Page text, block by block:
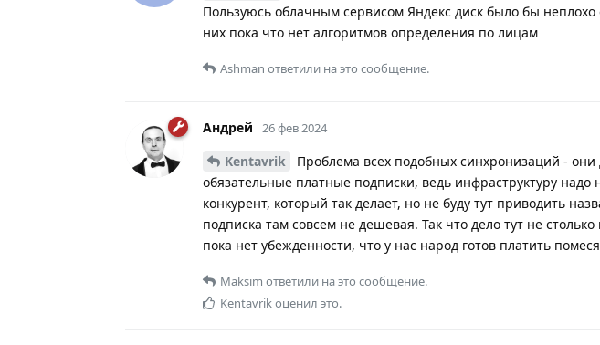
Пользуюсь облачным сервисом Яндекс диск было бы
них пока что нет алгоритмов определения по лицам
Ashman ответили на это сообщение.
Андрей 26 фев 2024
Kentavrik
Проблема всех подобных синхронизаций - они
обязательные платные подписки, ведь инфраструктуру надо
конкурент, который так делает, но не буду тут приводить
подписка там совсем не дешевая. Так что дело тут не
пока нет убежденности, что у нас народ готов платить
Maksim ответили на это сообщение.
Kentavrikоценил это.